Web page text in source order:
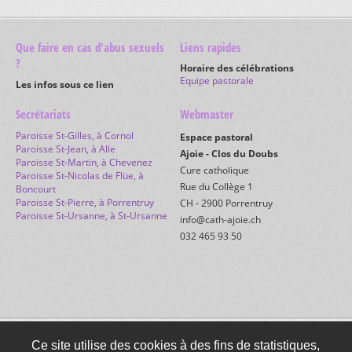
Collégiale de Saint-Ursanne
Extérieur de la Collégiale
Intérieur de la Collégiale
Crypte
Trésor
Eglise de Soubey
Eglise de Vendlincourt
Ancienne église des Jésuites - Porrentruy
Chapelle des Cantons - Buix
Chapelle de Courtemautruy
Chapelle d'Epiquerez
Chapelle de Fregiécourt
Chapelle de La Caquerelle
Chapelle de la Vacherie-Dessus - Roche d'Or
Chapelle de la Vacherie-Mouillard
Chapelle de l'Hôpital - Porrentruy
Chapelle du Paradis - Bure
Chapelle de Pleujouse
Que faire en cas d'abus sexuels
?
Les infos sous ce lien
Liens rapides
Horaire des célébrations
Equipe pastorale
Secrétariats
Paroisse St-Gilles, à Cornol
Paroisse St-Jean, à Alle
Paroisse St-Martin, à Chevenez
Paroisse St-Nicolas de Flüe, à
Boncourt
Paroisse St-Pierre, à Porrentruy
Paroisse St-Ursanne, à St-Ursanne
Webmaster
Espace pastoral
Ajoie - Clos du Doubs
Cure catholique
Rue du Collège 1
CH - 2900 Porrentruy
info@cath-ajoie.ch
032 465 93 50
Ce site utilise des cookies à des fins de statistiques,